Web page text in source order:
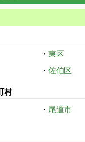
・ 東区
・ 佐伯区
村
・ 尾道市